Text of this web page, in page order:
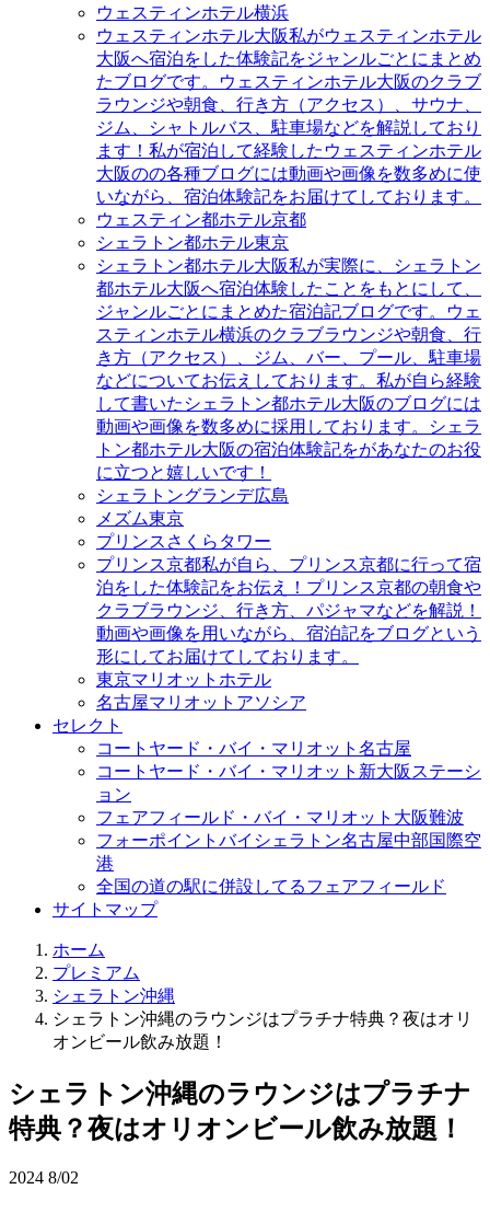
ウェスティンホテル横浜
ウェスティンホテル大阪私がウェスティンホテル
大阪へ宿泊をした体験記をジャンルごとにまとめ
たブログです。ウェスティンホテル大阪のクラブ
ラウンジや朝食、行き方（アクセス）、サウナ、
ジム、シャトルバス、駐車場などを解説しており
ます！私が宿泊して経験したウェスティンホテル
大阪のの各種ブログには動画や画像を数多めに使
いながら、宿泊体験記をお届けてしております。
ウェスティン都ホテル京都
シェラトン都ホテル東京
シェラトン都ホテル大阪私が実際に、シェラトン
都ホテル大阪へ宿泊体験したことをもとにして、
ジャンルごとにまとめた宿泊記ブログです。ウェ
スティンホテル横浜のクラブラウンジや朝食、行
き方（アクセス）、ジム、バー、プール、駐車場
などについてお伝えしております。私が自ら経験
して書いたシェラトン都ホテル大阪のブログには
動画や画像を数多めに採用しております。シェラ
トン都ホテル大阪の宿泊体験記をがあなたのお役
に立つと嬉しいです！
シェラトングランデ広島
メズム東京
プリンスさくらタワー
プリンス京都私が自ら、プリンス京都に行って宿
泊をした体験記をお伝え！プリンス京都の朝食や
クラブラウンジ、行き方、パジャマなどを解説！
動画や画像を用いながら、宿泊記をブログという
形にしてお届けてしております。
東京マリオットホテル
名古屋マリオットアソシア
セレクト
コートヤード・バイ・マリオット名古屋
コートヤード・バイ・マリオット新大阪ステーシ
ョン
フェアフィールド・バイ・マリオット大阪難波
フォーポイントバイシェラトン名古屋中部国際空
港
全国の道の駅に併設してるフェアフィールド
サイトマップ
ホーム
プレミアム
シェラトン沖縄
シェラトン沖縄のラウンジはプラチナ特典？夜はオリ
オンビール飲み放題！
シェラトン沖縄のラウンジはプラチナ
特典？夜はオリオンビール飲み放題！
2024 8/02